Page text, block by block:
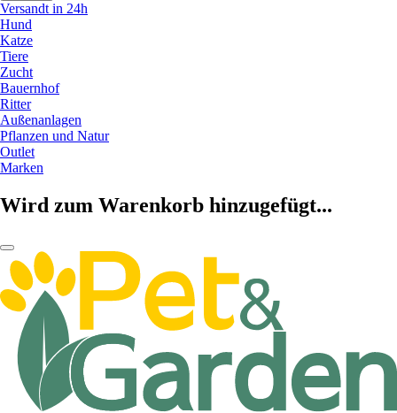
Versandt in 24h
Hund
Katze
Tiere
Zucht
Bauernhof
Ritter
Außenanlagen
Pflanzen und Natur
Outlet
Marken
Wird zum Warenkorb hinzugefügt...